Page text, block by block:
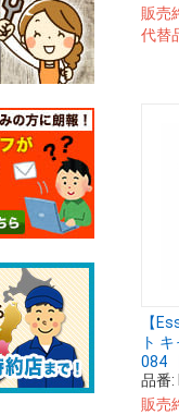
販売
代替
【
ト
084
品番:
販売